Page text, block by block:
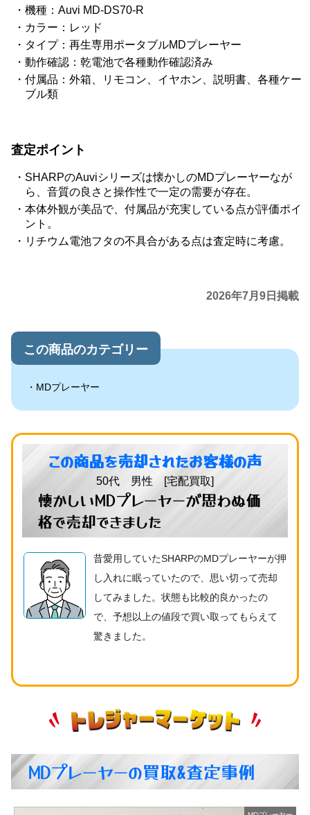
機種：Auvi MD-DS70-R
カラー：レッド
タイプ：再生専用ポータブルMDプレーヤー
動作確認：乾電池で各種動作確認済み
付属品：外箱、リモコン、イヤホン、説明書、各種ケー
ブル類
査定ポイント
SHARPのAuviシリーズは懐かしのMDプレーヤーなが
ら、音質の良さと操作性で一定の需要が存在。
本体外観が美品で、付属品が充実している点が評価ポイ
ント。
リチウム電池フタの不具合がある点は査定時に考慮。
2026年7月9日掲載
この商品のカテゴリー
MDプレーヤー
この商品を売却されたお客様の声
50代 男性 [宅配買取]
懐かしいMDプレーヤーが思わぬ価
格で売却できました
昔愛用していたSHARPのMDプレーヤーが押
し入れに眠っていたので、思い切って売却
してみました。状態も比較的良かったの
で、予想以上の値段で買い取ってもらえて
驚きました。
MDプレーヤーの買取&査定事例